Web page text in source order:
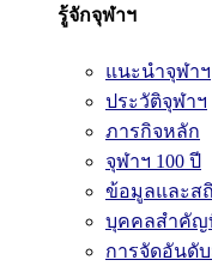
รู้จักจุฬาฯ
แนะนำจุฬาฯ
ประวัติจุฬาฯ
ภารกิจหลัก
จุฬาฯ 100 ปี
ข้อมูลและส
บุคคลสำคัญ
การจัดอันดั